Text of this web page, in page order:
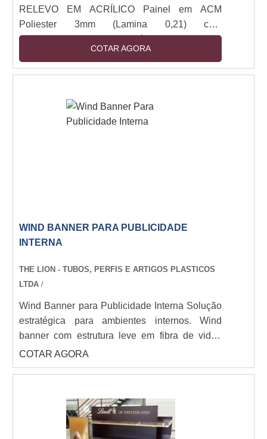
RELEVO EM ACRÍLICO Painel em ACM
Poliester 3mm (Lamina 0,21) com
letreiro/logomarca em acrílico 3mm cristal
cortado a laser e adesivado nas cores da
logomarca, aplicado na face do painel.
COTAR AGORA
WIND BANNER PARA PUBLICIDADE
INTERNA
THE LION - TUBOS, PERFIS E ARTIGOS PLASTICOS
LTDA /
Wind Banner para Publicidade Interna Solução
estratégica para ambientes internos. Wind
banner com estrutura leve em fibra de vidro,
formatos gota/pena/retangular (2m a 5m).
Impressão digital em poliéster de alta
com movimento suave e impacto visual
COTAR AGORA